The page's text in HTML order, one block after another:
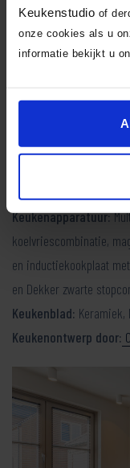
Keukenstudio of
onze cookies als u
informatie bekijkt u
Deze mokkabruine
bevat:
Keukenfront:
Keukenapparatuur:
koelvriescombinatie,
en inductiekookplaat
en Dekker zwarte
Keukenblad: Keramiek,
Keukenontwerp door: